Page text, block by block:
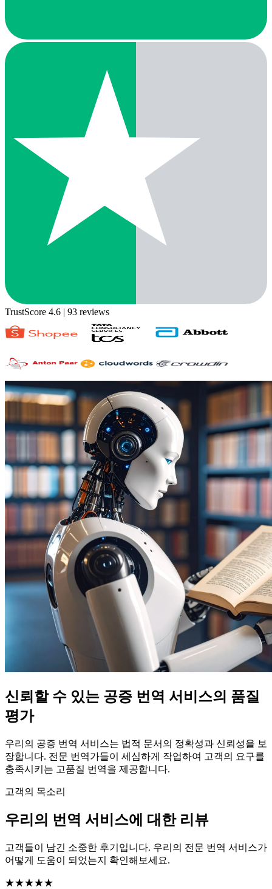
TrustScore 4.6 | 93 reviews
신뢰할 수 있는 공증 번역 서비스의 품질
평가
우리의 공증 번역 서비스는 법적 문서의 정확성과 신뢰성을 보
장합니다. 전문 번역가들이 세심하게 작업하여 고객의 요구를
충족시키는 고품질 번역을 제공합니다.
고객의 목소리
우리의 번역 서비스에 대한 리뷰
고객들이 남긴 소중한 후기입니다. 우리의 전문 번역 서비스가
어떻게 도움이 되었는지 확인해보세요.
★★★★★